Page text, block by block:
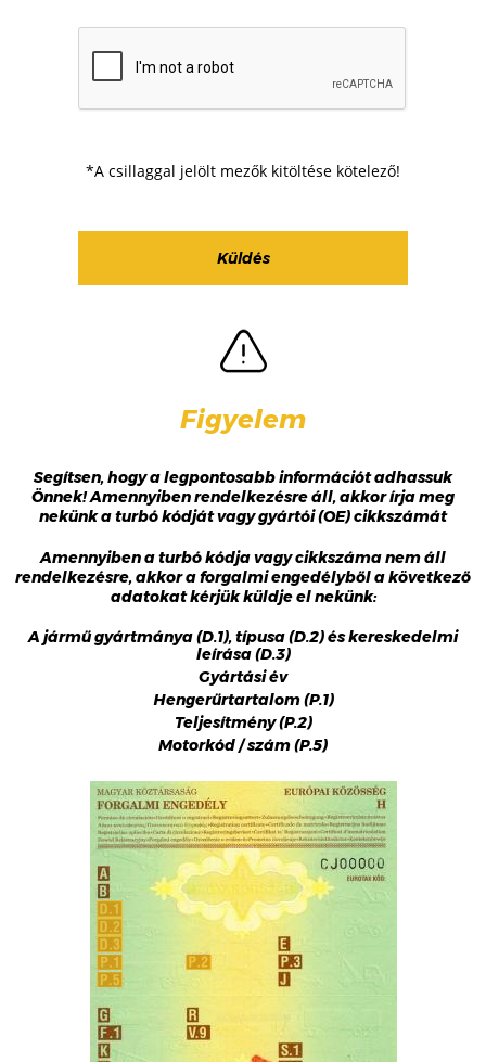
*A csillaggal jelölt mezők kitöltése kötelező!
Figyelem
Segítsen, hogy a legpontosabb információt adhassuk
Önnek! Amennyiben rendelkezésre áll, akkor írja meg
nekünk a turbó kódját vagy gyártói (OE) cikkszámát
Amennyiben a turbó kódja vagy cikkszáma nem áll
rendelkezésre, akkor a forgalmi engedélyből a következő
adatokat kérjük küldje el nekünk:
A jármű gyártmánya (D.1), típusa (D.2) és kereskedelmi
leírása (D.3)
Gyártási év
Hengerűrtartalom (P.1)
Teljesítmény (P.2)
Motorkód / szám (P.5)